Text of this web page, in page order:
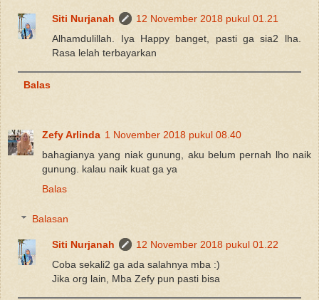
Siti Nurjanah
12 November 2018 pukul 01.21
Alhamdulillah. Iya Happy banget, pasti ga sia2 lha.
Rasa lelah terbayarkan
Balas
Zefy Arlinda 1 November 2018 pukul 08.40
bahagianya yang niak gunung, aku belum pernah lho naik
gunung. kalau naik kuat ga ya
Balas
Balasan
Siti Nurjanah
12 November 2018 pukul 01.22
Coba sekali2 ga ada salahnya mba :)
Jika org lain, Mba Zefy pun pasti bisa